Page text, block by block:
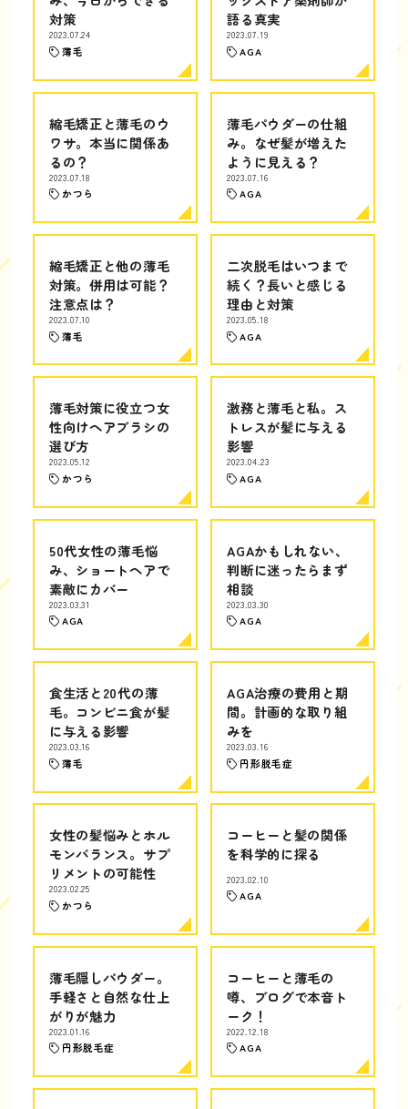
対策
2023.07.24
薄毛
語る真実
2023.07.19
AGA
縮毛矯正と薄毛のウ
ワサ。本当に関係あ
るの？
2023.07.18
かつら
薄毛パウダーの仕組
み。なぜ髪が増えた
ように見える？
2023.07.16
AGA
縮毛矯正と他の薄毛
対策。併用は可能？
注意点は？
2023.07.10
薄毛
二次脱毛はいつまで
続く？長いと感じる
理由と対策
2023.05.18
AGA
薄毛対策に役立つ女
性向けヘアブラシの
選び方
2023.05.12
かつら
激務と薄毛と私。ス
トレスが髪に与える
影響
2023.04.23
AGA
50代女性の薄毛悩
み、ショートヘアで
素敵にカバー
2023.03.31
AGA
AGAかもしれない、
判断に迷ったらまず
相談
2023.03.30
AGA
食生活と20代の薄
毛。コンビニ食が髪
に与える影響
2023.03.16
薄毛
AGA治療の費用と期
間。計画的な取り組
みを
2023.03.16
円形脱毛症
女性の髪悩みとホル
モンバランス。サプ
リメントの可能性
2023.02.25
かつら
コーヒーと髪の関係
を科学的に探る
2023.02.10
AGA
薄毛隠しパウダー。
手軽さと自然な仕上
がりが魅力
2023.01.16
円形脱毛症
コーヒーと薄毛の
噂、ブログで本音ト
ーク！
2022.12.18
AGA